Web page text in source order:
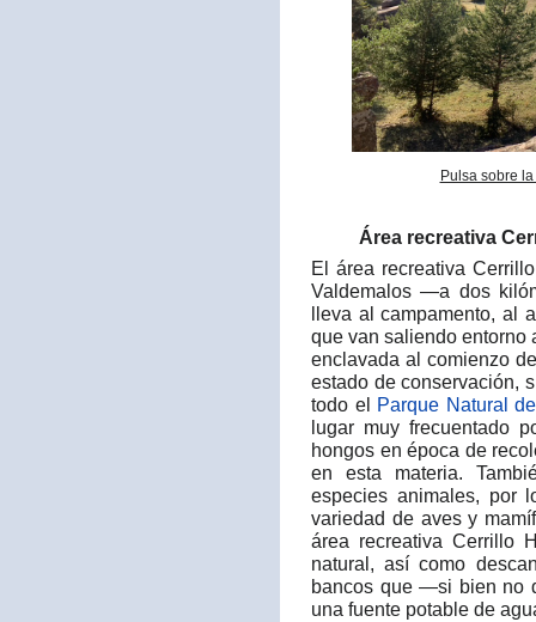
Pulsa sobre
Área recreativa
El área recreativa
Valdemalos —a dos
lleva al campamento, al
que van saliendo
enclavada al comienzo
estado de conservación,
todo el Parque Natural
lugar muy frecuentado
hongos en época de
en esta materia.
especies animales, por
variedad de aves y
área recreativa Cerrillo
natural, así como
bancos que —si bien no
una fuente potable de